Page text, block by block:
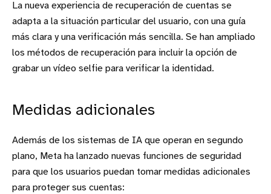
La nueva experiencia de recuperación de cuentas se
adapta a la situación particular del usuario, con una guía
más clara y una verificación más sencilla. Se han ampliado
los métodos de recuperación para incluir la opción de
grabar un vídeo selfie para verificar la identidad.
Medidas adicionales
Además de los sistemas de IA que operan en segundo
plano, Meta ha lanzado nuevas funciones de seguridad
para que los usuarios puedan tomar medidas adicionales
para proteger sus cuentas: